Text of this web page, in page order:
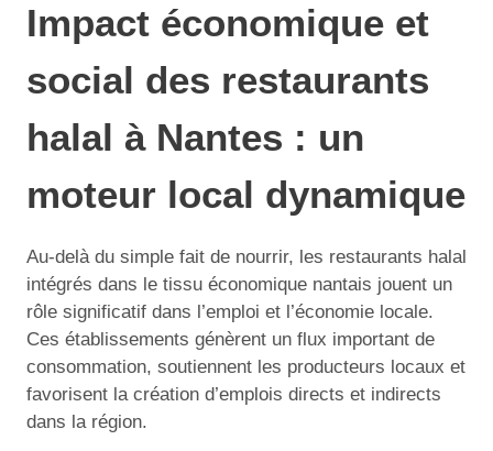
Impact économique et
social des restaurants
halal à Nantes : un
moteur local dynamique
Au-delà du simple fait de nourrir, les restaurants halal
intégrés dans le tissu économique nantais jouent un
rôle significatif dans l’emploi et l’économie locale.
Ces établissements génèrent un flux important de
consommation, soutiennent les producteurs locaux et
favorisent la création d’emplois directs et indirects
dans la région.